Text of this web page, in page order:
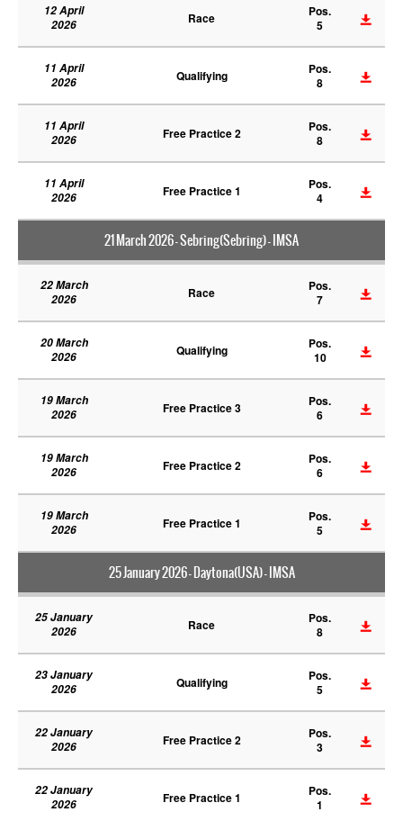
12 April
2026
Race
Pos.
5
11 April
2026
Qualifying
Pos.
8
11 April
2026
Free Practice 2
Pos.
8
11 April
2026
Free Practice 1
Pos.
4
21 March 2026 - Sebring(Sebring) - IMSA
22 March
2026
Race
Pos.
7
20 March
2026
Qualifying
Pos.
10
19 March
2026
Free Practice 3
Pos.
6
19 March
2026
Free Practice 2
Pos.
6
19 March
2026
Free Practice 1
Pos.
5
25 January 2026 - Daytona(USA) - IMSA
25 January
2026
Race
Pos.
8
23 January
2026
Qualifying
Pos.
5
22 January
2026
Free Practice 2
Pos.
3
22 January
2026
Free Practice 1
Pos.
1